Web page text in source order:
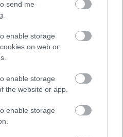
send me
enable storage
on web or
enable storage
the website or app.
enable storage